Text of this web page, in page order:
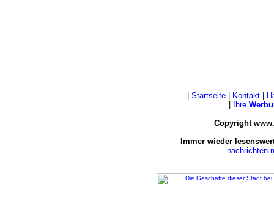
Startseite| Kontakt|
Ihre
Copyright
Immer wieder
nachrichten-